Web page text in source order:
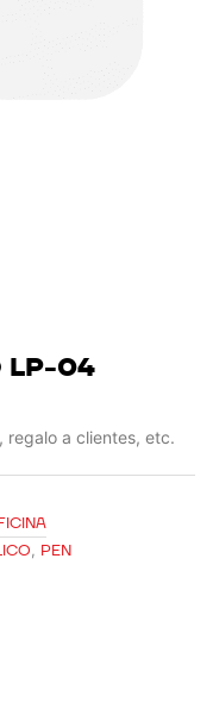
LP-04
regalo a clientes, etc.
, PEN